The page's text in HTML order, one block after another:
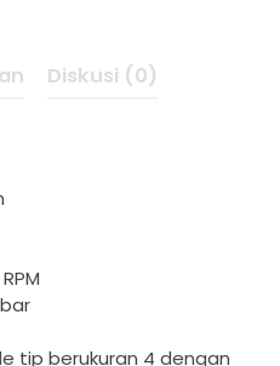
Diskusi (0)
tip berukuran 4 dengan